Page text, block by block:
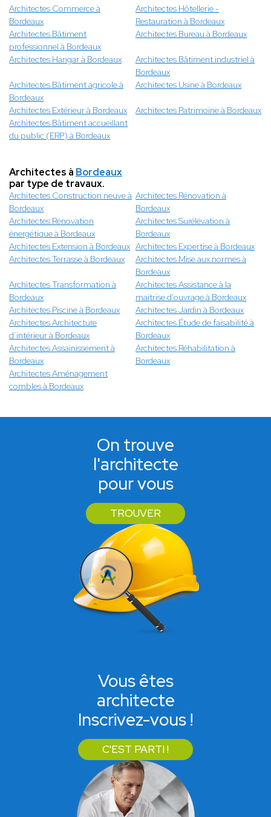
Architectes Commerce à
Bordeaux
Architectes Hôtellerie -
Restauration à Bordeaux
Architectes Bâtiment
professionnel à Bordeaux
Architectes Bureau à Bordeaux
Architectes Hangar à Bordeaux
Architectes Bâtiment industriel à
Bordeaux
Architectes Bâtiment agricole à
Bordeaux
Architectes Usine à Bordeaux
Architectes Extérieur à Bordeaux
Architectes Patrimoine à Bordeaux
Architectes Bâtiment accueillant
du public (ERP) à Bordeaux
Architectes à Bordeaux
par type de travaux.
Architectes Construction neuve à
Bordeaux
Architectes Rénovation à
Bordeaux
Architectes Rénovation
énergétique à Bordeaux
Architectes Surélévation à
Bordeaux
Architectes Extension à Bordeaux Architectes Expertise à Bordeaux
Architectes Terrasse à Bordeaux
Architectes Mise aux normes à
Bordeaux
Architectes Transformation à
Bordeaux
Architectes Assistance à la
maitrise d'ouvrage à Bordeaux
Architectes Piscine à Bordeaux
Architectes Jardin à Bordeaux
Architectes Architecture
d’intérieur à Bordeaux
Architectes Étude de faisabilité à
Bordeaux
Architectes Assainissement à
Bordeaux
Architectes Réhabilitation à
Bordeaux
Architectes Aménagement
combles à Bordeaux
On trouve
l'architecte
pour vous
TROUVER
Vous êtes
architecte
Inscrivez-vous !
C'EST PARTI !